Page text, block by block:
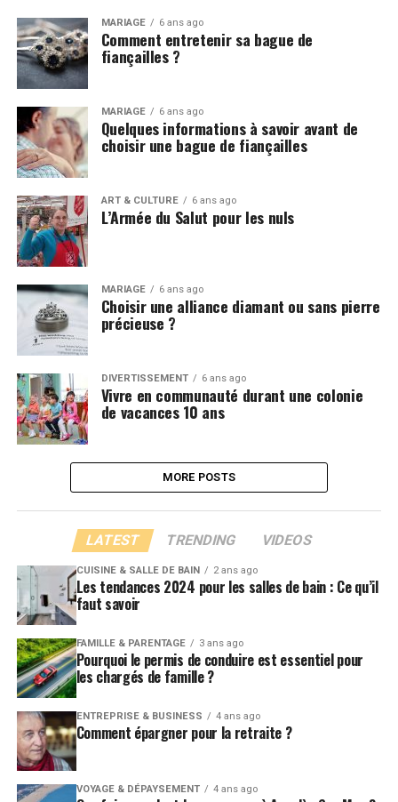
MARIAGE 6 ans ago
Comment entretenir sa bague de
fiançailles ?
MARIAGE 6 ans ago
Quelques informations à savoir avant de
choisir une bague de fiançailles
ART & CULTURE 6 ans ago
L’Armée du Salut pour les nuls
MARIAGE 6 ans ago
Choisir une alliance diamant ou sans pierre
précieuse ?
DIVERTISSEMENT 6 ans ago
Vivre en communauté durant une colonie
de vacances 10 ans
MORE POSTS
LATEST TRENDING VIDEOS
CUISINE & SALLE DE BAIN 2 ans ago
Les tendances 2024 pour les salles de bain : Ce qu’il
faut savoir
FAMILLE & PARENTAGE 3 ans ago
Pourquoi le permis de conduire est essentiel pour
les chargés de famille ?
ENTREPRISE & BUSINESS 4 ans ago
Comment épargner pour la retraite ?
VOYAGE & DÉPAYSEMENT 4 ans ago